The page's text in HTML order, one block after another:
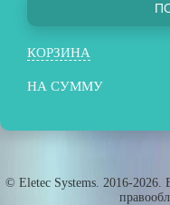
КОРЗИНА
НА СУММУ
© Eletec Systems. 2016-2026.